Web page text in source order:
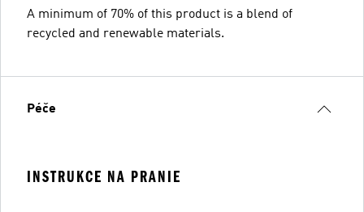
A minimum of 70% of this product is a blend of
recycled and renewable materials.
Péče
INSTRUKCE NA PRANIE